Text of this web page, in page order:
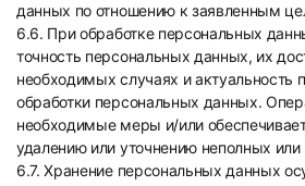
данных по отношению к заявленным
6.6. При обработке персональных
точность персональных данных, их
необходимых случаях и актуальность
обработки персональных данных.
необходимые меры и/или
удалению или уточнению неполных
6.7. Хранение персональных данных